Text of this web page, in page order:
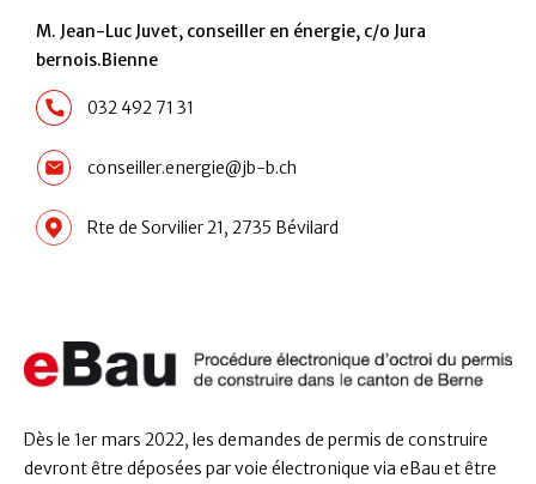
M. Jean-Luc Juvet, conseiller en énergie, c/o Jura
bernois.Bienne
032 492 71 31
conseiller.energie@jb-b.ch
Rte de Sorvilier 21, 2735 Bévilard
Dès le 1er mars 2022, les demandes de permis de construire
devront être déposées par voie électronique via eBau et être